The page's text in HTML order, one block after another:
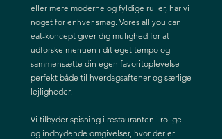
eller mere moderne og fyldige ruller, har vi
noget for enhver smag. Vores all you can
eat-koncept giver dig mulighed for at
udforske menuen i dit eget tempo og
sammensætte din egen favoritoplevelse –
perfekt både til hverdagsaftener og særlige
lejligheder.
Vi tilbyder spisning i restauranten i rolige
og indbydende omgivelser, hvor der er